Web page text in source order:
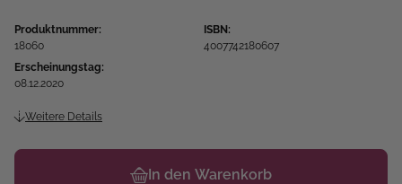
Produktnummer:
18060
ISBN:
4007742180607
Erscheinungstag:
08.12.2020
Weitere Details
In den Warenkorb